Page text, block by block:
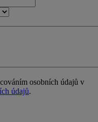
osobních údajů v
údajů.